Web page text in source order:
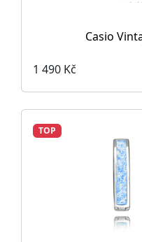
Casio
1 490 Kč
TOP